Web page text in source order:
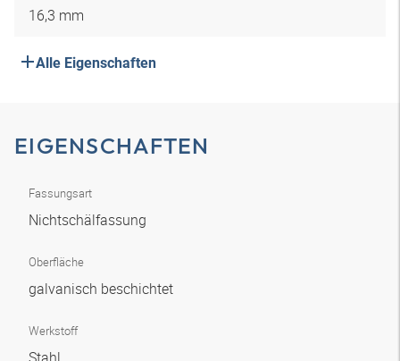
16,3 mm
Alle Eigenschaften
EIGENSCHAFTEN
Fassungsart
Nichtschälfassung
Oberfläche
galvanisch beschichtet
Werkstoff